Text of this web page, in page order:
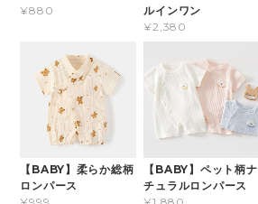
¥880
ルインワン
¥2,380
【BABY】柔らか総柄
ロンパース
【BABY】ペット柄ナ
チュラルロンパース